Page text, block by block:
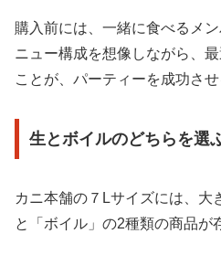
購入前には、一緒に食べるメ
ニュー構成を想像しながら、
ことが、パーティーを成功させ
生とボイルのどちらを選
カニ本舗の７Lサイズには、大
と「ボイル」の2種類の商品が